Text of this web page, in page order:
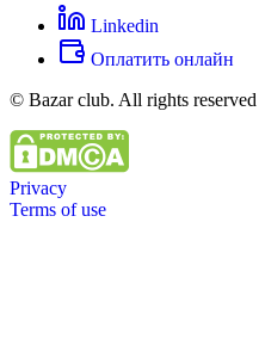
Linkedin
Оплатить онлайн
© Bazar club. All rights reserved
Privacy
Terms of use